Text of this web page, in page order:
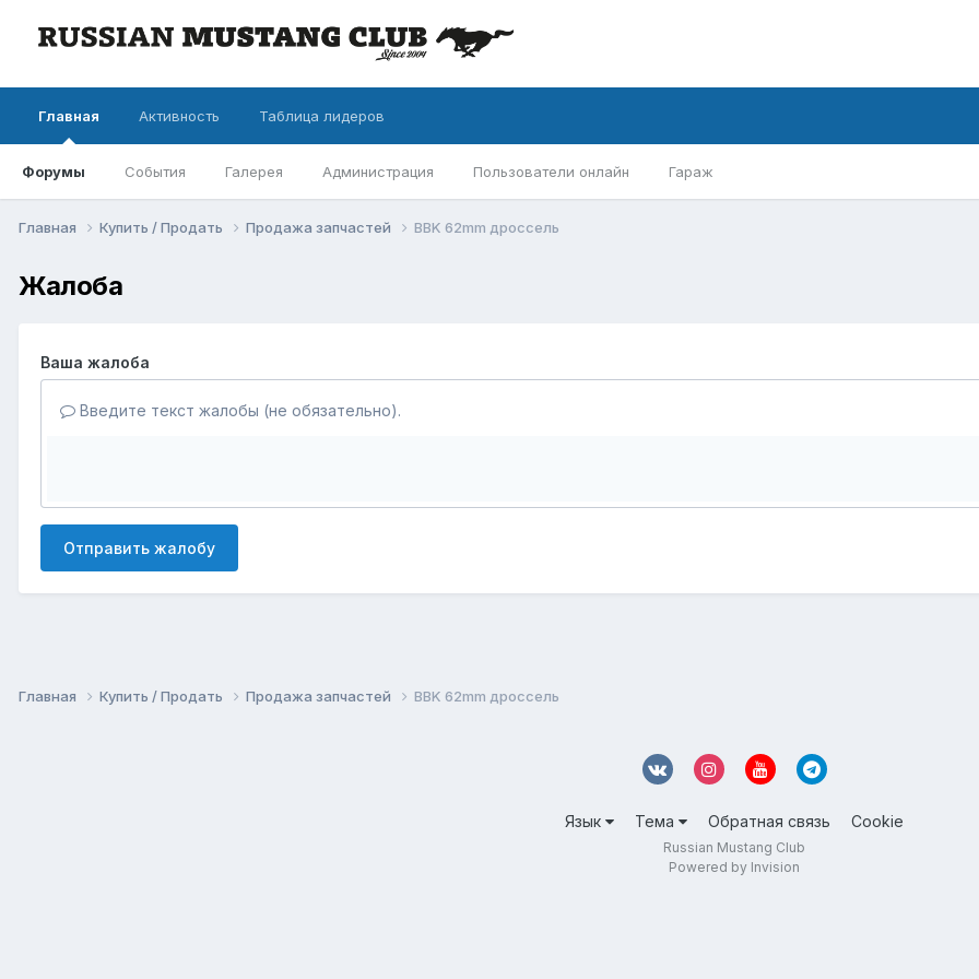
Главная
Форумы События Галерея Администрация Пользователи онлайн Гараж
Активность Таблица лидеров
Главная Купить / Продать Продажа запчастей BBK 62mm дроссель
Жалоба
Ваша жалоба
Введите текст жалобы (не обязательно).
Отправить жалобу
Главная Купить / Продать Продажа запчастей BBK 62mm дроссель
Язык Тема Обратная связь Cookie
Russian Mustang Club
Powered by Invision